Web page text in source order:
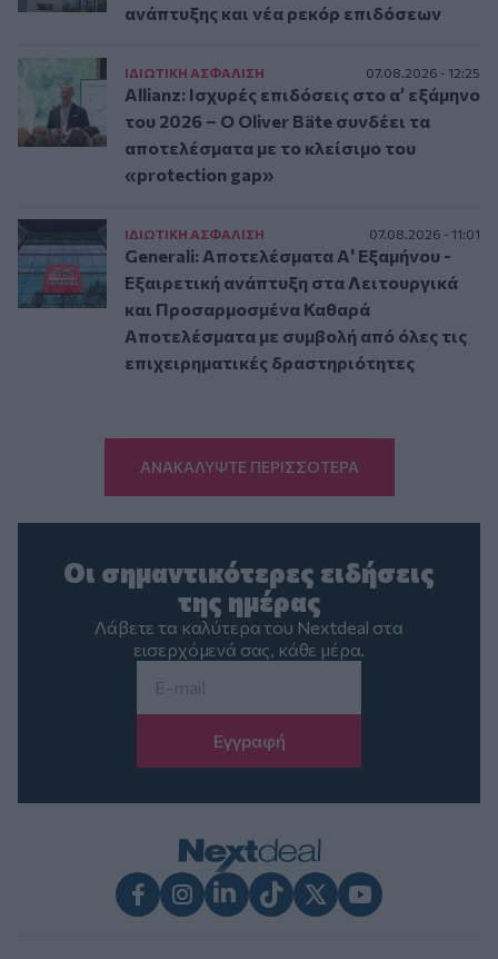
ανάπτυξης και νέα ρεκόρ επιδόσεων
ΙΔΙΩΤΙΚΗ ΑΣΦAΛΙΣΗ 07.08.2026 - 12:25
Allianz: Ισχυρές επιδόσεις στο α’ εξάμηνο
του 2026 – Ο Oliver Bäte συνδέει τα
αποτελέσματα με το κλείσιμο του
«protection gap»
ΙΔΙΩΤΙΚΗ ΑΣΦAΛΙΣΗ 07.08.2026 - 11:01
Generali: Αποτελέσματα Α' Εξαμήνου -
Εξαιρετική ανάπτυξη στα Λειτουργικά
και Προσαρμοσμένα Καθαρά
Αποτελέσματα με συμβολή από όλες τις
επιχειρηματικές δραστηριότητες
ΑΝΑΚΑΛΥΨΤΕ ΠΕΡΙΣΣΟΤΕΡΑ
Οι σημαντικότερες ειδήσεις
της ημέρας
Λάβετε τα καλύτερα του Nextdeal στα
εισερχόμενά σας, κάθε μέρα.